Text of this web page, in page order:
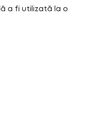
a fi utilizată la o